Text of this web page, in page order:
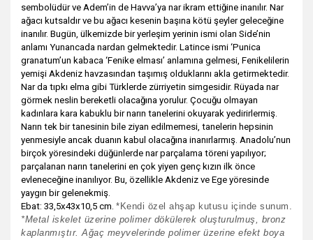
sembolüdür ve Adem’in de Havva’ya nar ikram ettiğine inanılır. Nar
ağacı kutsaldır ve bu ağacı kesenin başına kötü şeyler geleceğine
inanılır. Bugün, ülkemizde bir yerleşim yerinin ismi olan Side’nin
anlamı Yunancada nardan gelmektedir. Latince ismi ‘Punica
granatum’un kabaca ‘Fenike elması’ anlamına gelmesi, Fenikelilerin
yemişi Akdeniz havzasından taşımış olduklarını akla getirmektedir.
Nar da tıpkı elma gibi Türklerde zürriyetin simgesidir. Rüyada nar
görmek neslin bereketli olacağına yorulur. Çocuğu olmayan
kadınlara kara kabuklu bir narın tanelerini okuyarak yedirirlermiş.
Narın tek bir tanesinin bile ziyan edilmemesi, tanelerin hepsinin
yenmesiyle ancak duanın kabul olacağına inanırlarmış. Anadolu’nun
birçok yöresindeki düğünlerde nar parçalama töreni yapılıyor;
parçalanan narın tanelerini en çok yiyen genç kızın ilk önce
evleneceğine inanılıyor. Bu, özellikle Akdeniz ve Ege yöresinde
yaygın bir gelenekmiş.
Ebat: 33,5x43x10,5 cm. *Kendi özel ahşap kutusu içinde sunum.
*Metal iskelet üzerine polimer dökülerek oluşturulmuş, bronz
kaplanmıştır. Ağaç meyvelerinde polimer üzerine efekt boya